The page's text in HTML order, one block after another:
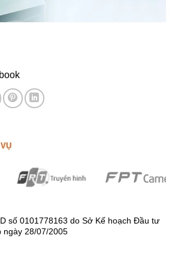
số 0101778163 do Sở Kế hoạch Đầu tư
ngày 28/07/2005